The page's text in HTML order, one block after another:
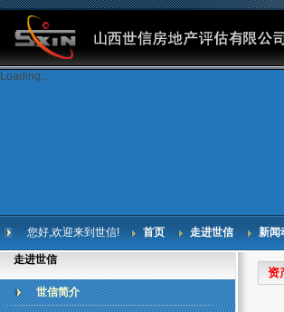
Loading...
您好,欢迎来到世信! 首页 走进世信 新闻
走进世信
世信简介
资